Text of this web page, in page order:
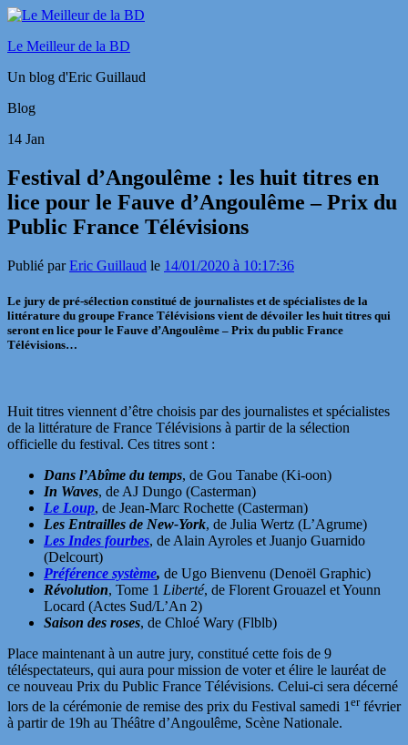
Le Meilleur de la BD
Un blog d'Eric Guillaud
Blog
14 Jan
Festival d’Angoulême : les huit titres en
lice pour le Fauve d’Angoulême – Prix du
Public France Télévisions
Publié parEric Guillaud le 14/01/2020 à 10:17:36
Le jury de pré-sélection constitué de journalistes et de spécialistes de la
littérature du groupe France Télévisions vient de dévoiler les huit titres qui
seront en lice pour le Fauve d’Angoulême – Prix du public France
Télévisions…
Huit titres viennent d’être choisis par des journalistes et spécialistes
de la littérature de France Télévisions à partir de la sélection
officielle du festival. Ces titres sont :
Dans l’Abîme du temps, de Gou Tanabe (Ki-oon)
In Waves, de AJ Dungo (Casterman)
Le Loup, de Jean-Marc Rochette (Casterman)
Les Entrailles de New-York, de Julia Wertz (L’Agrume)
Les Indes fourbes, de Alain Ayroles et Juanjo Guarnido
(Delcourt)
Préférence système, de Ugo Bienvenu (Denoël Graphic)
Révolution, Tome 1 Liberté, de Florent Grouazel et Younn
Locard (Actes Sud/L’An 2)
Saison des roses, de Chloé Wary (Flblb)
Place maintenant à un autre jury, constitué cette fois de 9
téléspectateurs, qui aura pour mission de voter et élire le lauréat de
ce nouveau Prix du Public France Télévisions. Celui-ci sera décerné
lors de la cérémonie de remise des prix du Festival samedi 1erfévrier
à partir de 19h au Théâtre d’Angoulême, Scène Nationale.